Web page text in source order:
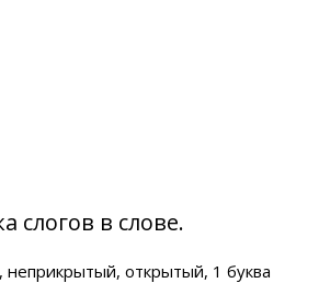
слогов в слове.
открытый, 1 буква